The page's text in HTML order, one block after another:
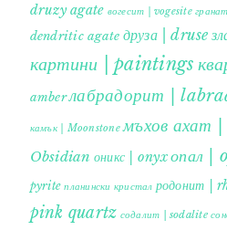
druzy agate вогесит | vogesite
dendritic agate друза | druse
картини | paintings
amberлабрадорит |
камък | Moonstone мъхов ахат
Obsidian оникс | onyxопал |
pyrite планински кристал родонит |
pink quartz содалит | sodalite